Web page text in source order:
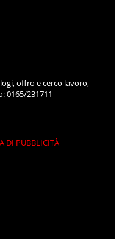
offro e cerco lavoro,
0165/231711
DI PUBBLICITÀ